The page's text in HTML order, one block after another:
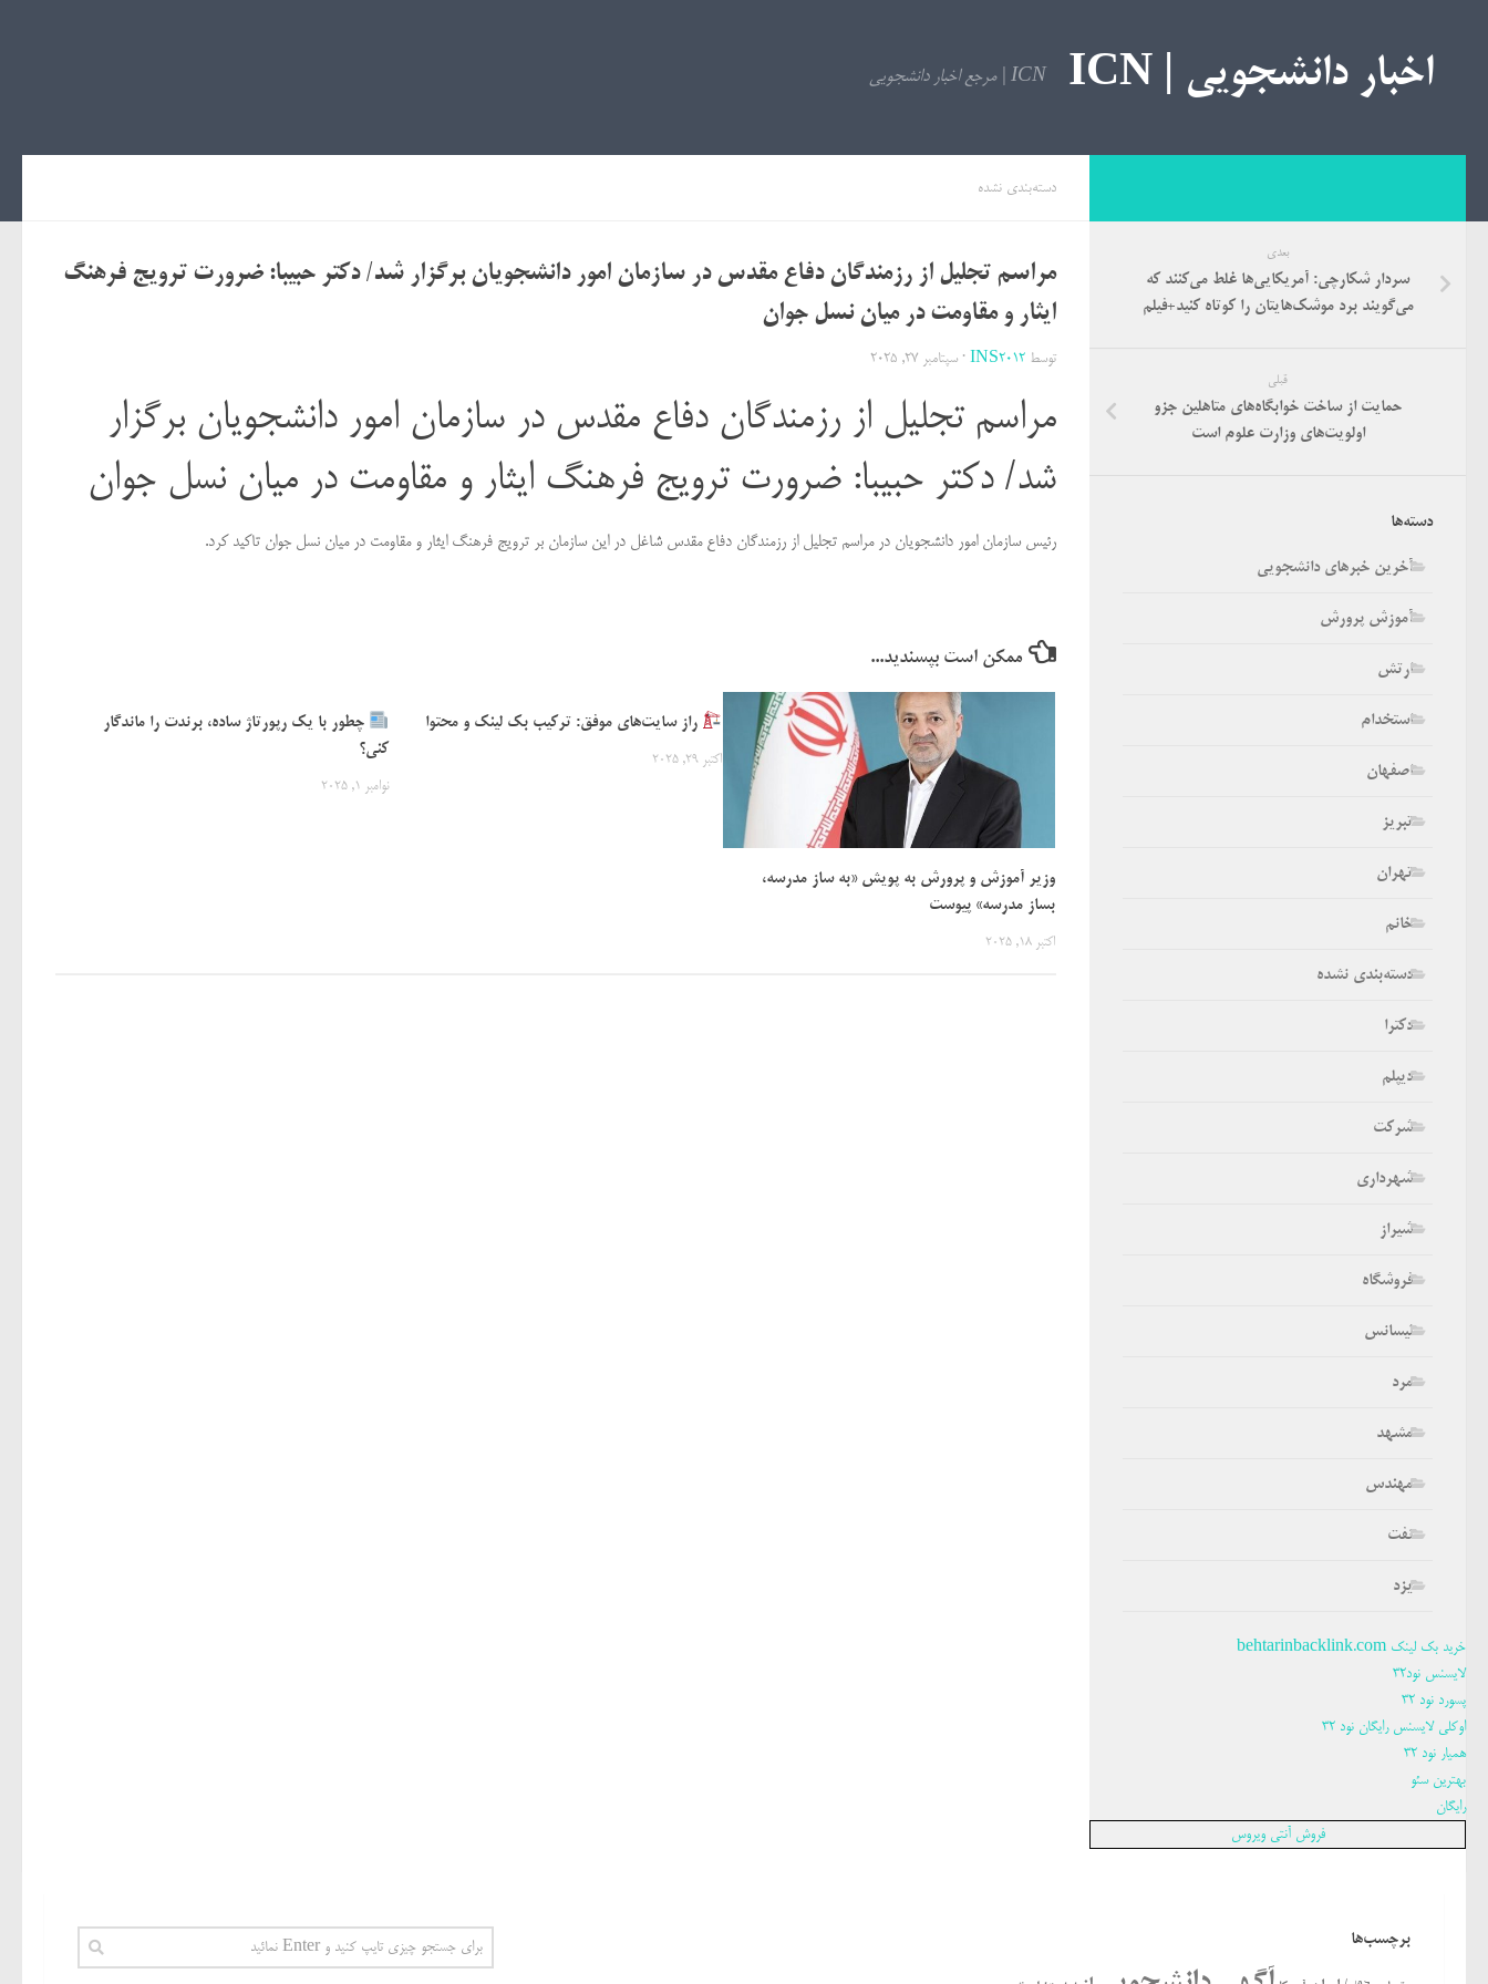
اخبار دانشجویی | ICN ICN | مرجع اخبار دانشجویی
دسته‌بندی نشده
مراسم تجلیل از رزمندگان دفاع مقدس در سازمان امور دانشجویان برگزار شد/ دکتر حبیبا: ضرورت ترویج فرهنگ
ایثار و مقاومت در میان نسل جوان
توسط INS2012
· سپتامبر 27, 2025
مراسم تجلیل از رزمندگان دفاع مقدس در سازمان امور دانشجویان برگزار
شد/ دکتر حبیبا: ضرورت ترویج فرهنگ ایثار و مقاومت در میان نسل جوان
رئیس سازمان امور دانشجویان در مراسم تجلیل از رزمندگان دفاع مقدس شاغل در این سازمان بر ترویج فرهنگ ایثار و مقاومت در میان نسل جوان تاکید کرد.
ممکن است بپسندید...
وزیر آموزش و پرورش به پویش «به ساز مدرسه،
بساز مدرسه» پیوست
اکتبر 18, 2025
راز سایت‌های موفق: ترکیب بک لینک و محتوا
اکتبر 29, 2025
چطور با یک رپورتاژ ساده، برندت را ماندگار
کنی؟
نوامبر 1, 2025
بعدی
سردار شکارچی: آمریکایی‌ها غلط می‌کنند که
می‌گویند برد موشک‌هایتان را کوتاه کنید+فیلم
قبلی
حمایت از ساخت خوابگاه‌های متاهلین جزو
اولویت‌های وزارت علوم است
دسته‌ها
آخرین خبرهای دانشجویی
آموزش پرورش
ارتش
استخدام
اصفهان
تبریز
تهران
خانم
دسته‌بندی نشده
دکترا
دیپلم
شرکت
شهرداری
شیراز
فروشگاه
لیسانس
مرد
مشهد
مهندس
نفت
یزد
خرید بک لینک behtarinbacklink.com
لایسنس نود32
پسورد نود 32
اوکلی لایسنس رایگان نود 32
همیار نود 32
بهترین سئو
رایگان
فروش آنتی ویروس
برچسب‌ها